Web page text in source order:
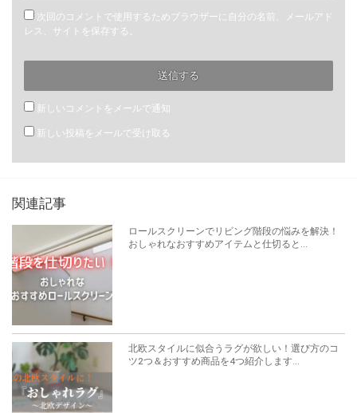
次回のコメントで使用するためブラウザーに自分の名前、メールアド
レス、サイトを保存する。
新しいコメントをメールで通知
新しい投稿をメールで受け取る
関連記事
ロールスクリーンでリビング階段の悩みを解決！
おしゃれなおすすめアイテムと仕切ると...
北欧スタイルに似合うラグが欲しい！選び方のコ
ツ2つ＆おすすめ商品を4つ紹介します...